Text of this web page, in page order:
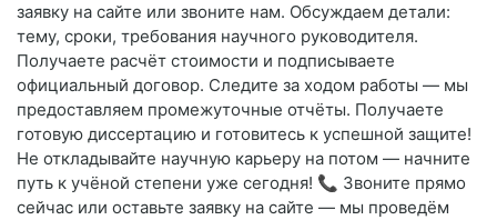
заявку на сайте или звоните нам. Обсуждаем детали:
тему, сроки, требования научного руководителя.
Получаете расчёт стоимости и подписываете
официальный договор. Следите за ходом работы — мы
предоставляем промежуточные отчёты. Получаете
готовую диссертацию и готовитесь к успешной защите!
Не откладывайте научную карьеру на потом — начните
путь к учёной степени уже сегодня! 📞 Звоните прямо
сейчас или оставьте заявку на сайте — мы проведём